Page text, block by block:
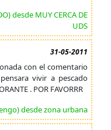
desde MUY CERCA DE
UDS
31-05-2011
con el comentario
vivir a pescado
. POR FAVORRR
desde zona urbana